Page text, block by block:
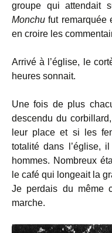
groupe qui attendait
Monchu fut remarquée
en croire les
Arrivé à l’église, le
heures sonnait.
Une fois de plus
descendu du
leur place et si les
totalité dans l’église,
hommes. Nombreux
le café qui longeait la
Je perdais du même
marche.